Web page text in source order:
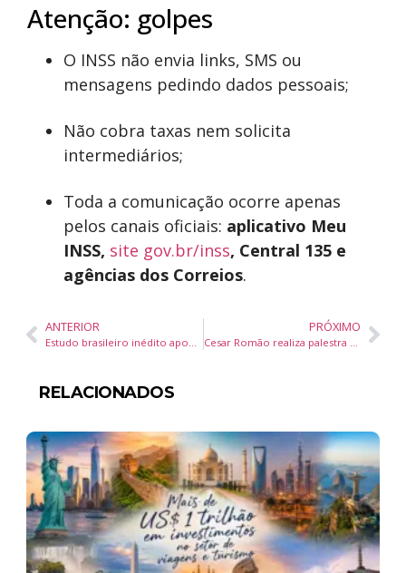
Atenção: golpes
O INSS não envia links, SMS ou
mensagens pedindo dados pessoais;
Não cobra taxas nem solicita
intermediários;
Toda a comunicação ocorre apenas
pelos canais oficiais: aplicativo Meu
INSS, site gov.br/inss, Central 135 e
agências dos Correios.
ANTERIOR
Estudo brasileiro inédito aponta eficácia de técnicas de ressincronização em pacientes com insuficiência cardíaca
PRÓXIMO
Cesar Romão realiza palestra no Rotary Club São Paulo Barra Funda
RELACIONADOS